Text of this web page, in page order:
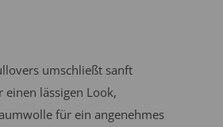
umschließt sanft
einen lässigen Look,
für ein angenehmes